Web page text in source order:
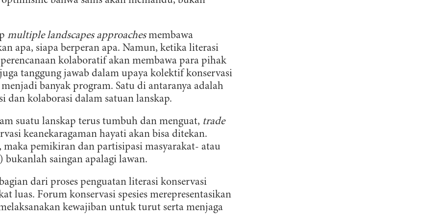
multiple landscapes approachesmembawa
apa, siapa berperan apa. Namun, ketika literasi
kolaboratif akan membawa para pihak
tanggung jawab dalam upaya kolektif konservasi
banyak program. Satu di antaranya adalah
kolaborasi dalam satuan lanskap.
suatu lanskap terus tumbuh dan menguat, trade
keanekaragaman hayati akan bisa ditekan.
pemikiran dan partisipasi masyarakat- atau
bukanlah saingan apalagi lawan.
dari proses penguatan literasi konservasi
luas. Forum konservasi spesies merepresentasikan
kewajiban untuk turut serta menjaga